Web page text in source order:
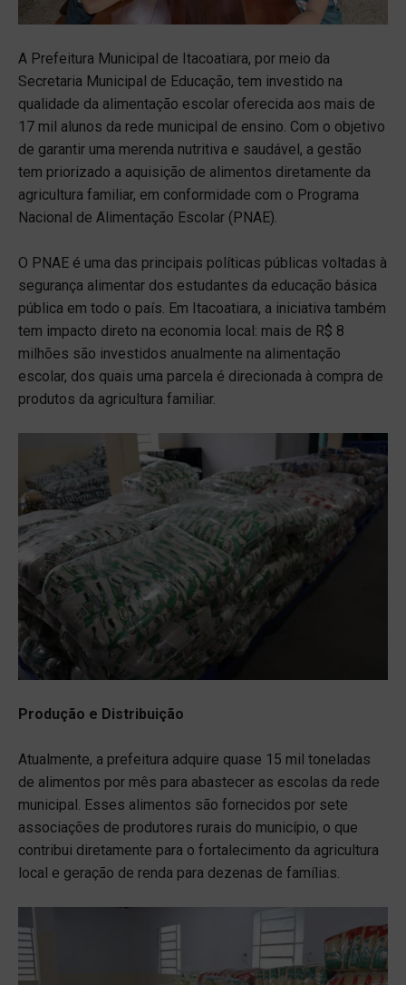
A Prefeitura Municipal de Itacoatiara, por meio da
Secretaria Municipal de Educação, tem investido na
qualidade da alimentação escolar oferecida aos mais de
17 mil alunos da rede municipal de ensino. Com o objetivo
de garantir uma merenda nutritiva e saudável, a gestão
tem priorizado a aquisição de alimentos diretamente da
agricultura familiar, em conformidade com o Programa
Nacional de Alimentação Escolar (PNAE).
O PNAE é uma das principais políticas públicas voltadas à
segurança alimentar dos estudantes da educação básica
pública em todo o país. Em Itacoatiara, a iniciativa também
tem impacto direto na economia local: mais de R$ 8
milhões são investidos anualmente na alimentação
escolar, dos quais uma parcela é direcionada à compra de
produtos da agricultura familiar.
Produção e Distribuição
Atualmente, a prefeitura adquire quase 15 mil toneladas
de alimentos por mês para abastecer as escolas da rede
municipal. Esses alimentos são fornecidos por sete
associações de produtores rurais do município, o que
contribui diretamente para o fortalecimento da agricultura
local e geração de renda para dezenas de famílias.